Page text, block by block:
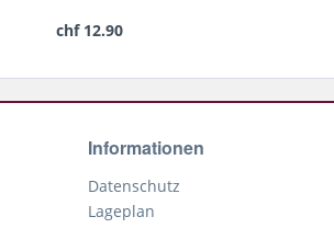
chf 12.90
Informationen
Datenschutz
Lageplan